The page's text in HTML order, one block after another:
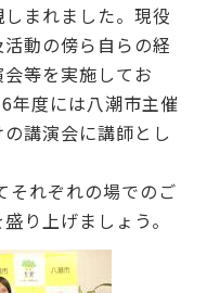
まれました。現役
動の傍ら自らの経
等を実施してお
年度には八潮市主催
講演会に講師とし
それぞれの場でのご
り上げましょう。